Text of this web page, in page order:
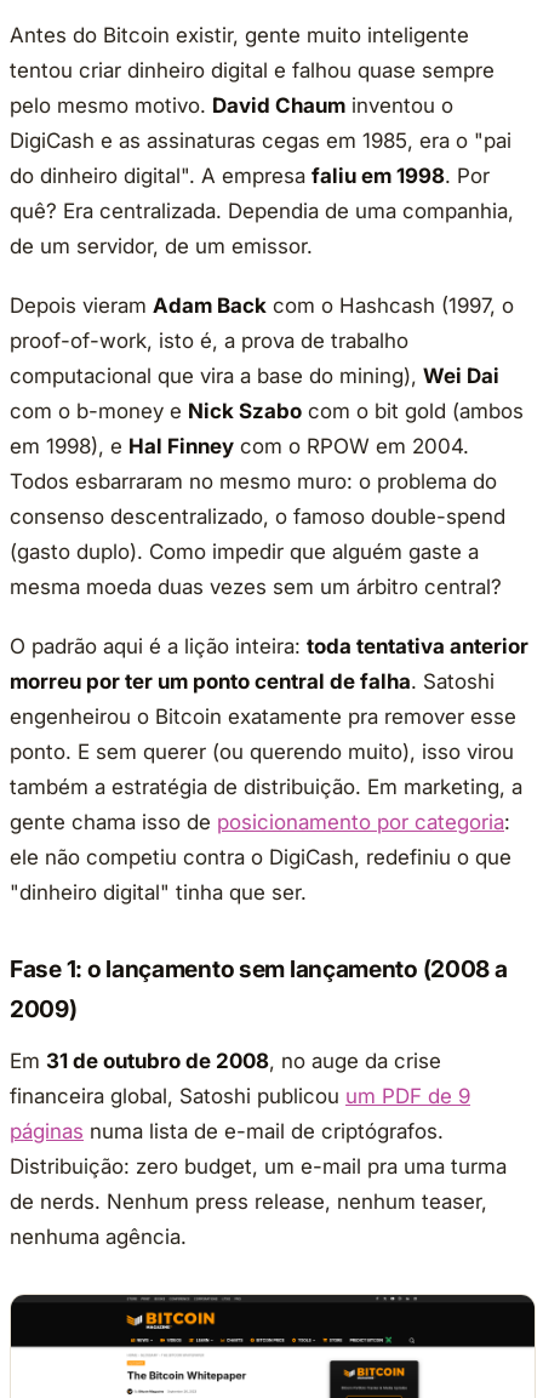
Antes do Bitcoin existir, gente muito inteligente
tentou criar dinheiro digital e falhou quase sempre
pelo mesmo motivo. David Chaum inventou o
DigiCash e as assinaturas cegas em 1985, era o "pai
do dinheiro digital". A empresa faliu em 1998. Por
quê? Era centralizada. Dependia de uma companhia,
de um servidor, de um emissor.
Depois vieram Adam Back com o Hashcash (1997, o
proof-of-work, isto é, a prova de trabalho
computacional que vira a base do mining), Wei Dai
com o b-money e Nick Szabo com o bit gold (ambos
em 1998), e Hal Finney com o RPOW em 2004.
Todos esbarraram no mesmo muro: o problema do
consenso descentralizado, o famoso double-spend
(gasto duplo). Como impedir que alguém gaste a
mesma moeda duas vezes sem um árbitro central?
O padrão aqui é a lição inteira: toda tentativa anterior
morreu por ter um ponto central de falha. Satoshi
engenheirou o Bitcoin exatamente pra remover esse
ponto. E sem querer (ou querendo muito), isso virou
também a estratégia de distribuição. Em marketing, a
gente chama isso de posicionamento por categoria:
ele não competiu contra o DigiCash, redefiniu o que
"dinheiro digital" tinha que ser.
Fase 1: o lançamento sem lançamento (2008 a
2009)
Em 31 de outubro de 2008, no auge da crise
financeira global, Satoshi publicou um PDF de 9
páginas numa lista de e-mail de criptógrafos.
Distribuição: zero budget, um e-mail pra uma turma
de nerds. Nenhum press release, nenhum teaser,
nenhuma agência.